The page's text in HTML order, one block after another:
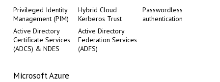
Privileged Identity
Management (PIM)
Hybrid Cloud
Kerberos Trust
Passwordless
authentication
Active Directory
Certificate Services
(ADCS) & NDES
Active Directory
Federation Services
(ADFS)
Microsoft Azure